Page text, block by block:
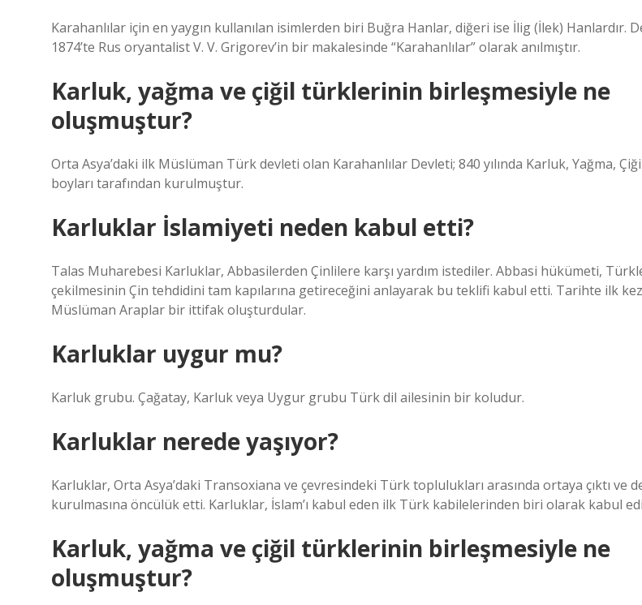
Karahanlılar için en yaygın kullanılan isimlerden biri Buğra Hanlar, diğeri ise İlig (İlek) Hanlardır.
1874’te Rus oryantalist V. V. Grigorev’in bir makalesinde “Karahanlılar” olarak anılmıştır.
Karluk, yağma ve çiğil türklerinin birleşmesiyle ne
oluşmuştur?
Orta Asya’daki ilk Müslüman Türk devleti olan Karahanlılar Devleti; 840 yılında Karluk, Yağma,
boyları tarafından kurulmuştur.
Karluklar İslamiyeti neden kabul etti?
Talas Muharebesi Karluklar, Abbasilerden Çinlilere karşı yardım istediler. Abbasi hükümeti,
çekilmesinin Çin tehdidini tam kapılarına getireceğini anlayarak bu teklifi kabul etti. Tarihte ilk
Müslüman Araplar bir ittifak oluşturdular.
Karluklar uygur mu?
Karluk grubu. Çağatay, Karluk veya Uygur grubu Türk dil ailesinin bir koludur.
Karluklar nerede yaşıyor?
Karluklar, Orta Asya’daki Transoxiana ve çevresindeki Türk toplulukları arasında ortaya çıktı ve
kurulmasına öncülük etti. Karluklar, İslam’ı kabul eden ilk Türk kabilelerinden biri olarak kabul
Karluk, yağma ve çiğil türklerinin birleşmesiyle ne
oluşmuştur?